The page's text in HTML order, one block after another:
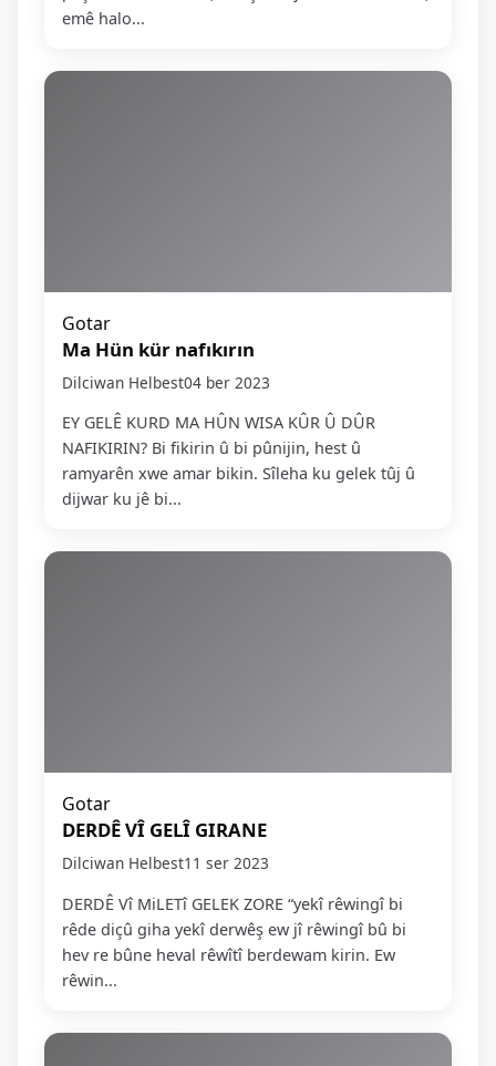
emê halo...
Gotar
Ma Hün kür nafıkırın
Dilciwan Helbest04 ber 2023
EY GELÊ KURD MA HÛN WISA KÛR Û DÛR
NAFIKIRIN? Bi fikirin û bi pûnijin, hest û
ramyarên xwe amar bikin. Sîleha ku gelek tûj û
dijwar ku jê bi...
Gotar
DERDÊ VÎ GELÎ GIRANE
Dilciwan Helbest11 ser 2023
DERDÊ Vî MiLETî GELEK ZORE “yekî rêwingî bi
rêde diçû giha yekî derwêş ew jî rêwingî bû bi
hev re bûne heval rêwîtî berdewam kirin. Ew
rêwin...